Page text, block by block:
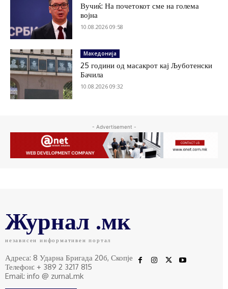
Вучиќ: На почетокот сме на голема
војна
10.08.2026 09:58
Македонија
25 години од масакрот кај Љуботенски
Бачила
10.08.2026 09:32
- Advertisement -
Журнал .мк
независен информативен портал
Адреса: 8 Ударна Бригада 20б, Скопје
Телефон: + 389 2 3217 815
Email: info @ zurnal.mk